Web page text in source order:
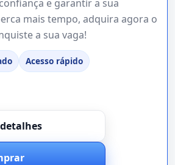
e garantir a sua
mais tempo, adquira agora o
a sua vaga!
Acesso rápido